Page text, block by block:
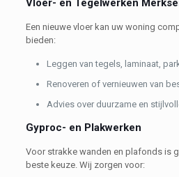
Vloer- en Tegelwerken
Een nieuwe vloer kan uw woning
bieden:
Leggen van tegels, laminaat,
Renoveren of vernieuwen van
Advies over duurzame en
Gyproc- en Plakwerken
Voor strakke wanden en plafonds is
beste keuze. Wij zorgen voor: